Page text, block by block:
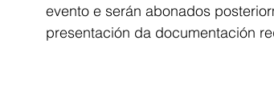
evento e serán abonados
presentación da documentación